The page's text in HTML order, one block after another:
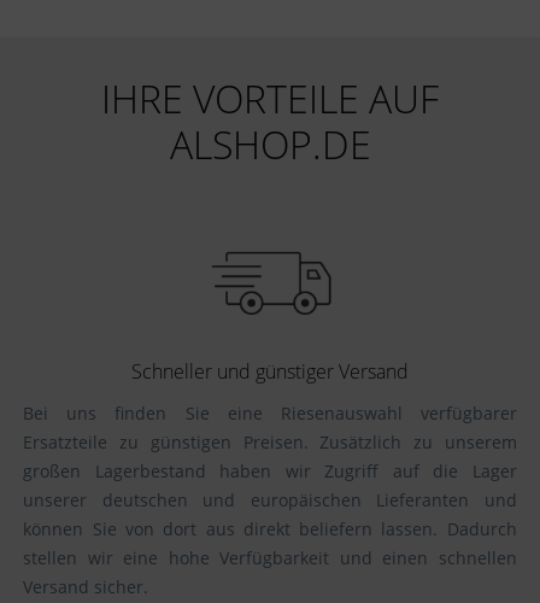
IHRE VORTEILE AUF
ALSHOP.DE
Schneller und günstiger Versand
Bei uns finden Sie eine Riesenauswahl verfügbarer
Ersatzteile zu günstigen Preisen. Zusätzlich zu unserem
großen Lagerbestand haben wir Zugriff auf die Lager
unserer deutschen und europäischen Lieferanten und
können Sie von dort aus direkt beliefern lassen. Dadurch
stellen wir eine hohe Verfügbarkeit und einen schnellen
Versand sicher.